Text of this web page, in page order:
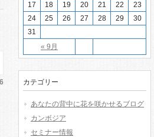
« 9月
17
18 19 20 21 22
23
24
25 26 27 28 29
30
31
カテゴリー
あなたの背中に花を咲かせるブログ
カンボジア
セミナー情報